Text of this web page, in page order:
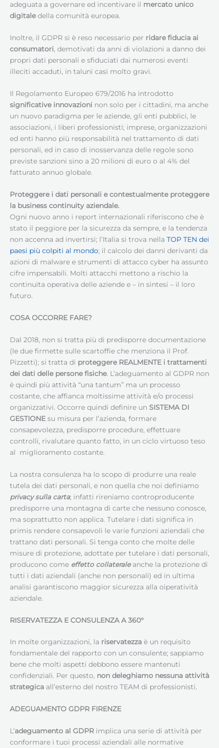
adeguata a governare ed incentivare il mercato unico
digitaledella comunità europea.
Inoltre, il GDPR si è reso necessario per ridare fiducia ai
consumatori, demotivati da anni di violazioni a danno dei
propri dati personali e sfiduciati dai numerosi eventi
illeciti accaduti, in taluni casi molto gravi.
Il Regolamento Europeo 679/2016 ha introdotto
significative innovazioni non solo per i cittadini, ma anche
un nuovo paradigma per le aziende, gli enti pubblici, le
associazioni, i liberi professionisti; imprese, organizzazioni
ed enti hanno più responsabilità nel trattamento di dati
personali, ed in caso di inosservanza delle regole sono
previste sanzioni sino a 20 milioni di euro o al 4% del
fatturato annuo globale.
Proteggere i dati personali e contestualmente proteggere
la business continuity aziendale.
Ogni nuovo anno i report internazionali riferiscono che è
stato il peggiore per la sicurezza da sempre, e la tendenza
non accenna ad invertirsi; l’Italia si trova nella TOP TEN dei
paesi più colpiti al mondo; il calcolo dei danni derivanti da
azioni di malware e strumenti di attacco cyber ha assunto
cifre impensabili. Molti attacchi mettono a rischio la
continuita operativa delle aziende e – in sintesi – il loro
futuro.
COSA OCCORRE FARE?
Dal 2018, non si tratta più di predisporre documentazione
(le due firmette sulle scartoffie che menziona il Prof.
Pizzetti); si tratta di proteggere REALMENTE i trattamenti
dei dati delle persone fisiche. L’adeguamento al GDPR non
è quindi più attività “una tantum” ma un processo
costante, che affianca moltissime attività e/o processi
organizzativi. Occorre quindi definire un SISTEMA DI
GESTIONE su misura per l’azienda, formare
consapevolezza, predisporre procedure, effettuare
controlli, rivalutare quanto fatto, in un ciclo virtuoso teso
al miglioramento costante.
La nostra consulenza ha lo scopo di produrre una reale
tutela dei dati personali, e non quella che noi definiamo
privacy sulla carta; infatti rireniamo controproducente
predisporre una montagna di carte che nessuno conosce,
ma soprattutto non applica. Tutelare i dati significa in
primis rendere consapevoli le varie funzioni aziendali che
trattano dati personali. Si tenga conto che molte delle
misure di protezione, adottate per tutelare i dati personali,
producono come effetto collateraleanche la protezione di
tutti i dati aziendali (anche non personali) ed in ultima
analisi garantiscono maggior sicurezza alla oiperatività
aziendale.
RISERVATEZZA E CONSULENZA A 360°
In molte organizzazioni, la riservatezza è un requisito
fondamentale del rapporto con un consulente; sappiamo
bene che molti aspetti debbono essere mantenuti
confidenziali. Per questo, non deleghiamo nessuna attività
strategica all’esterno del nostro TEAM di professionisti.
ADEGUAMENTO GDPR FIRENZE
L’adeguamento al GDPR implica una serie di attività per
conformare i tuoi processi aziendali alle normative